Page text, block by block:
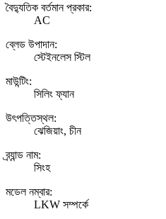
বৈদ্যুতিক বর্তমান প্রকার:
AC
ব্লেড উপাদান:
স্টেইনলেস স্টিল
মাউন্টিং:
সিলিং ফ্যান
উৎপত্তিস্থল:
ঝেজিয়াং, চীন
ব্র্যান্ড নাম:
সিংহ
মডেল নম্বার:
LKW সম্পর্কে